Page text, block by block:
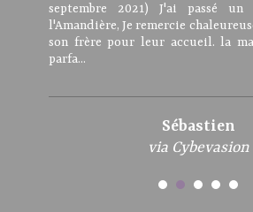
septembre 2021) J'ai passé
l'Amandière, Je remercie
son frère pour leur accueil. la
parfa...
Sébastien
via Cybevasion